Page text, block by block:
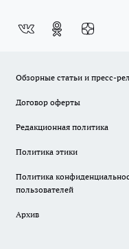
Обзорные статьи и пресс-
Договор оферты
Редакционная политика
Политика этики
Политика
пользователей
Архив